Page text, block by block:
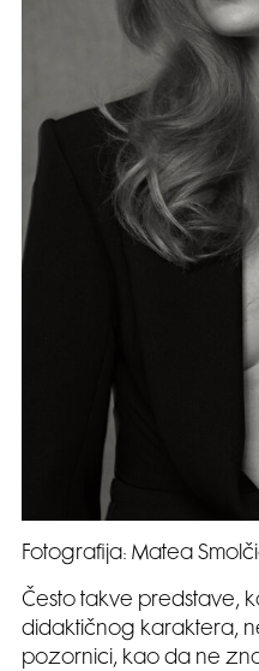
Fotografija: Matea
Često takve predstave,
didaktičnog karaktera,
pozornici, kao da ne